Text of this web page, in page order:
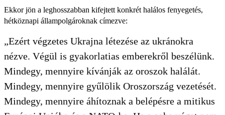
Ekkor jön a leghosszabban kifejtett konkrét halálos fenyegetés,
hétköznapi állampolgároknak címezve:
„Ezért végzetes Ukrajna létezése az ukránokra
nézve. Végül is gyakorlatias emberekről beszélünk.
Mindegy, mennyire kívánják az oroszok halálát.
Mindegy, mennyire gyűlölik Oroszország vezetését.
Mindegy, mennyire áhítoznak a belépésre a mitikus